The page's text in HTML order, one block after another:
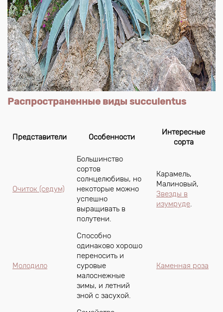
Распространенные виды succulentus
Представители Особенности
Интересные
сорта
Очиток (седум)
Большинство
сортов
солнцелюбивы, но
некоторые можно
успешно
выращивать в
полутени.
Карамель,
Малиновый,
Звезды в
изумруде.
Молодило
Способно
одинаково хорошо
переносить и
суровые
малоснежные
зимы, и летний
зной с засухой.
Каменная роза